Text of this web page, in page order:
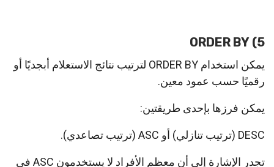
5) ORDER BY
يمكن استخدام ORDER BY لترتيب نتائج الاستعلام أبجديًا أو
رقميًا حسب عمود معين.
يمكن فرزها بإحدى طريقتين:
DESC (ترتيب تنازلي) أو ASC (ترتيب تصاعدي).
تجدر الإشارة إلى أن معظم الأفراد لا يستخدمون ASC في